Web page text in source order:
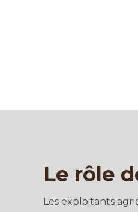
Le rôle
Les exploitants